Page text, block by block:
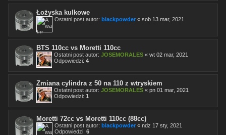
Łożyska kulkowe
Ostatni post autor: blackpowder « sob 13 mar, 2021
BTS 110cc vs Moretti 110cc
Ostatni post autor: JOSEMORALES « wt 02 mar, 2021
Odpowiedzi: 4
Zmiana cylindra z 50 na 110 z wtryskiem
Ostatni post autor: JOSEMORALES « pn 01 mar, 2021
Odpowiedzi: 1
Moretti 72cc vs Moretti 110cc (88cc)
Ostatni post autor: blackpowder « ndz 17 sty, 2021
Odpowiedzi: 6